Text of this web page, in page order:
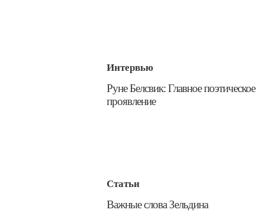
Интервью
​Руне Белсвик: Главное поэтическое
проявление
Статьи
Важные слова Зельдина